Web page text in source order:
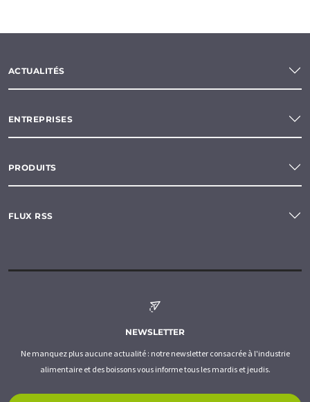
ACTUALITÉS
ENTREPRISES
PRODUITS
FLUX RSS
NEWSLETTER
Ne manquez plus aucune actualité : notre newsletter consacrée à l'industrie
alimentaire et des boissons vous informe tous les mardis et jeudis.